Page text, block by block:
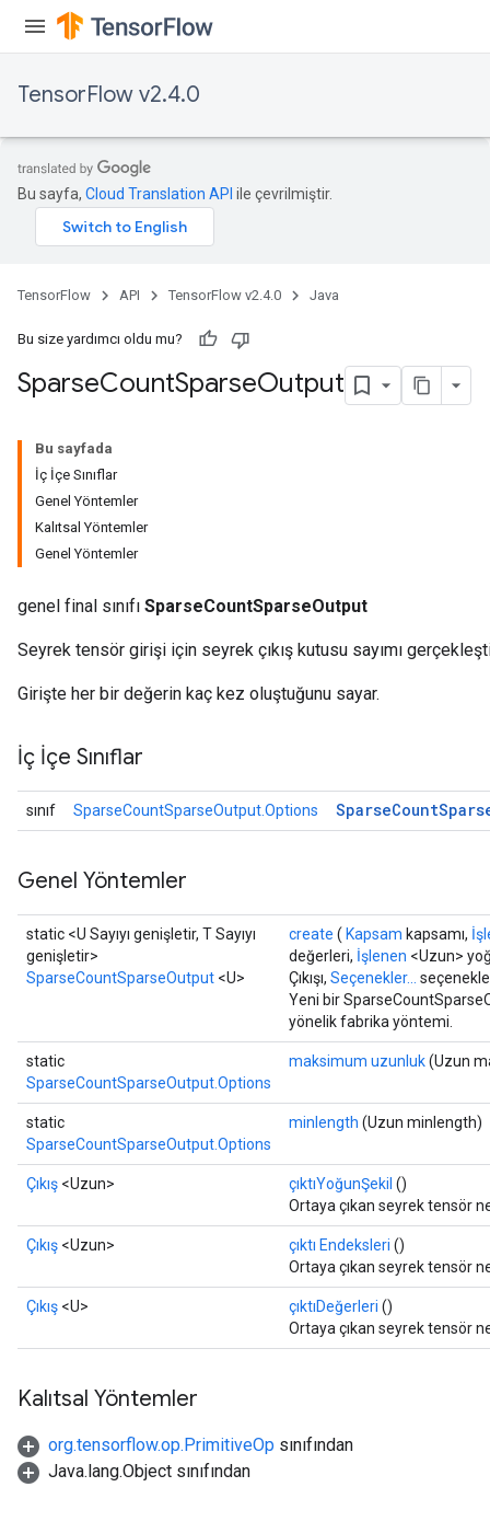
TensorFlow v2.4.0
Bu sayfa, Cloud Translation API ile çevrilmiştir.
TensorFlow API TensorFlow v2.4.0 Java
Bu size yardımcı oldu mu?
SparseCountSparseOutput
Bu sayfada
İç İçe Sınıflar
Genel Yöntemler
Kalıtsal Yöntemler
Genel Yöntemler
genel final sınıfı SparseCountSparseOutput
Seyrek tensör girişi için seyrek çıkış kutusu sayımı
Girişte her bir değerin kaç kez oluştuğunu sayar.
İç İçe Sınıflar
sınıf SparseCountSparseOutput.Options SparseCount
Genel Yöntemler
static <U Sayıyı genişletir, T Sayıyı
genişletir>
SparseCountSparseOutput <U>
create ( Kapsam kapsamı,
değerleri, İşlenen <Uzun>
Çıkışı, Seçenekler...
Yeni bir
yönelik fabrika yöntemi.
static
SparseCountSparseOutput.Options
maksimum uzunluk(Uzun
static
SparseCountSparseOutput.Options
minlength (Uzun minlength)
Çıkış <Uzun> çıktıYoğunŞekil ()
Ortaya çıkan seyrek tensör
Çıkış <Uzun> çıktı Endeksleri ()
Ortaya çıkan seyrek tensör
Çıkış <U> çıktıDeğerleri ()
Ortaya çıkan seyrek tensör
Kalıtsal Yöntemler
org.tensorflow.op.PrimitiveOp sınıfından
Java.lang.Object sınıfından